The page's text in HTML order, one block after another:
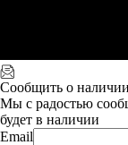
Сообщить о наличии
Мы с радостью
будет в наличии
Email